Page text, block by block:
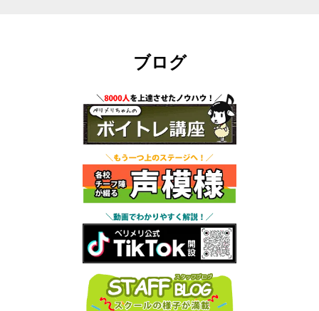
ブログ